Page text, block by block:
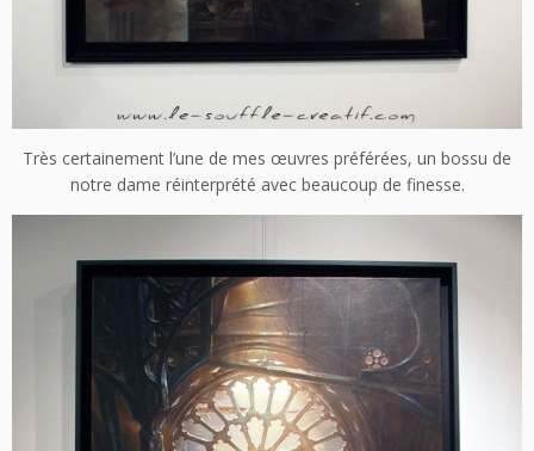
Très certainement l’une de mes œuvres préférées, un bossu de
notre dame réinterprété avec beaucoup de finesse.